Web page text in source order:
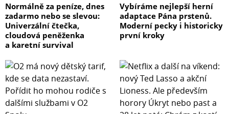
Normálně za peníze, dnes
zadarmo nebo se slevou:
Univerzální čtečka,
cloudová peněženka
a karetní survival
Vybíráme nejlepší herní
adaptace Pána prstenů.
Moderní pecky i historicky
první kroky